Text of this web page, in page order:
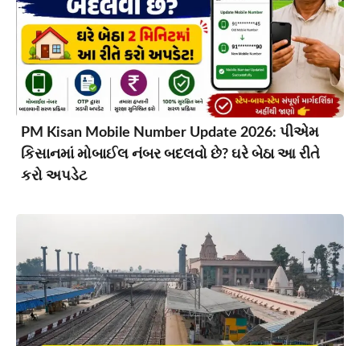
PM Kisan Mobile Number Update 2026: પીએમ
કિસાનમાં મોબાઈલ નંબર બદલવો છે? ઘરે બેઠા આ રીતે
કરો અપડેટ